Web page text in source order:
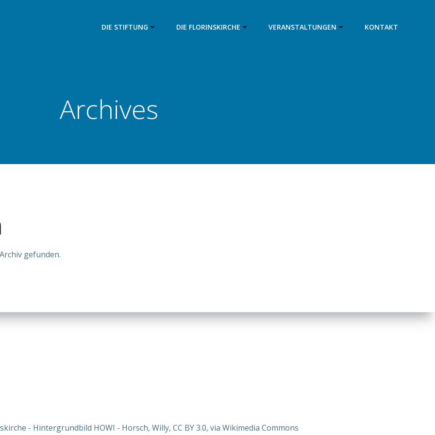
DIE STIFTUNG DIE FLORINSKIRCHE VERANSTALTUNGEN KONTAKT
Archives
gefunden.
- Hintergrundbild HOWI - Horsch, Willy, CC BY 3.0, via Wikimedia Commons